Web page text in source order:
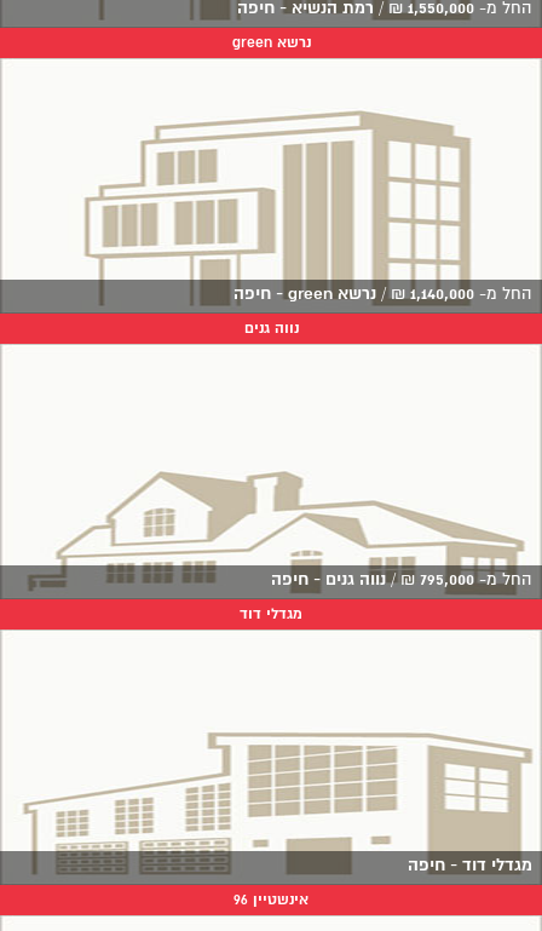
החל מ- 1,550,000
₪
/ רמת הנשיא - חיפה
נרשא green
החל מ- 1,140,000
₪
/ נרשא green - חיפה
נווה גנים
החל מ- 795,000
₪
/נווה גנים - חיפה
מגדלי דוד
מגדלי דוד - חיפה
אינשטיין 96